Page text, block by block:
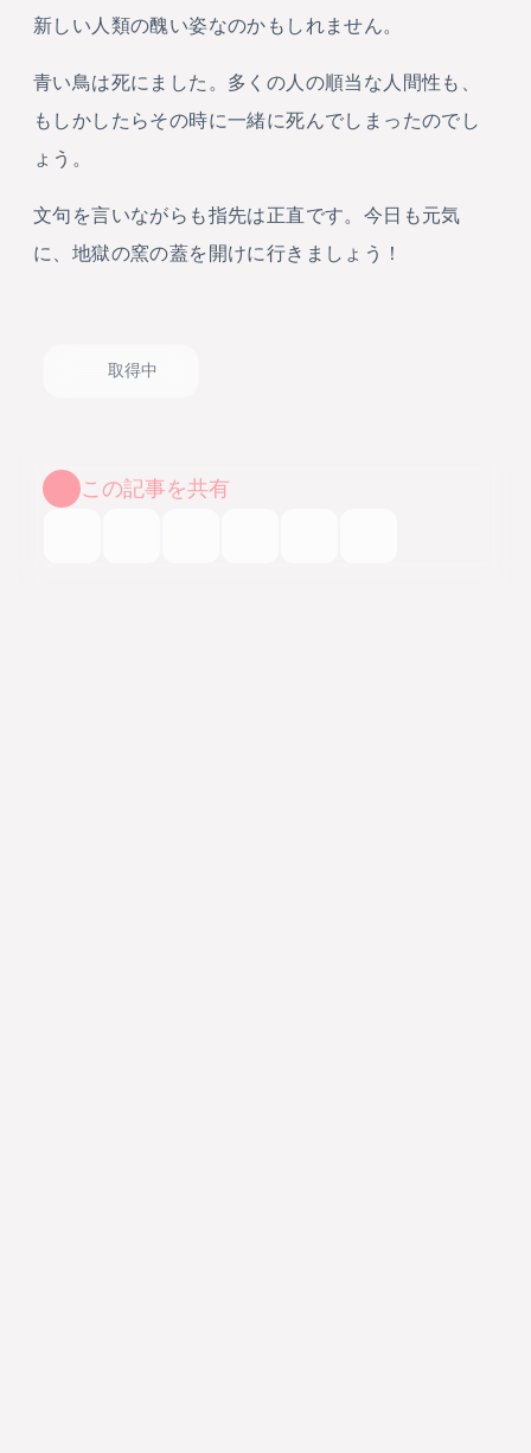
新しい人類の醜い姿なのかもしれません。
青い鳥は死にました。多くの人の順当な人間性も、
もしかしたらその時に一緒に死んでしまったのでし
ょう。
文句を言いながらも指先は正直です。今日も元気
に、地獄の窯の蓋を開けに行きましょう！
取得中
この記事を共有